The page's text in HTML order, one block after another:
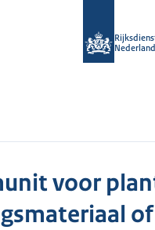
Nederland
voor
of